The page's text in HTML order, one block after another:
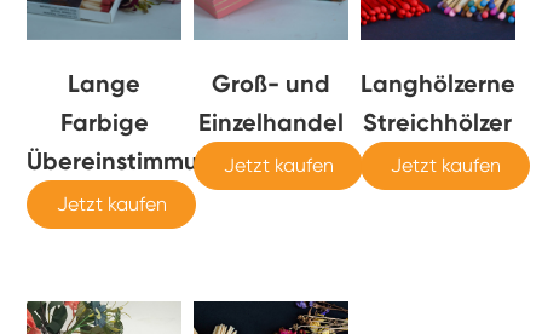
Lange
Farbige
Übereinstimmungen
Jetzt kaufen
Groß- und
Einzelhandel
Jetzt kaufen
Langhölzerne
Streichhölzer
Jetzt kaufen